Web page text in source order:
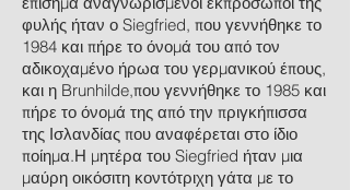
φυλής ήταν ο Siegfried, που γεννήθηκε το
1984 και πήρε το όνομά του από τον
αδικοχαμένο ήρωα του γερμανικού έπους,
και η Brunhilde,που γεννήθηκε το 1985 και
πήρε το όνομά της από την πριγκήπισσα
της Ισλανδίας που αναφέρεται στο ίδιο
ποίημα.Η μητέρα του Siegfried ήταν μια
μαύρη οικόσιτη κοντότριχη γάτα με το